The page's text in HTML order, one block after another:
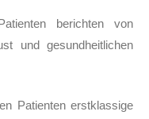
berichten von
und gesundheitlichen
Patienten erstklassige